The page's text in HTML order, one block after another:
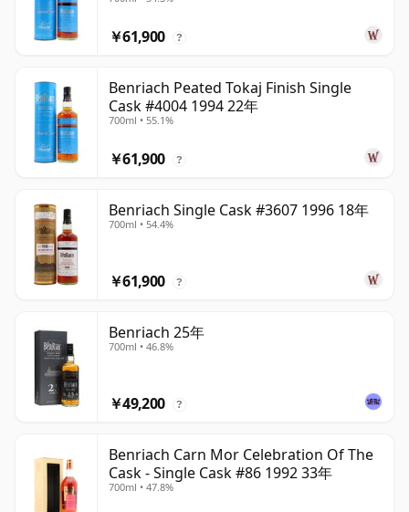
￥61,900 ?
Benriach Peated Tokaj Finish Single
Cask #4004 1994 22年
700ml • 55.1%
￥61,900 ?
Benriach Single Cask #3607 1996 18年
700ml • 54.4%
￥61,900 ?
Benriach 25年
700ml • 46.8%
￥49,200 ?
Benriach Carn Mor Celebration Of The
Cask - Single Cask #86 1992 33年
700ml • 47.8%